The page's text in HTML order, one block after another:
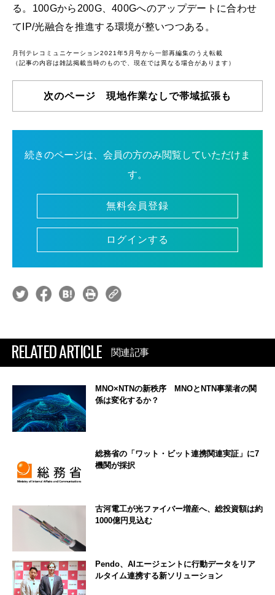
る。100Gから200G、400Gへのアップデートに合わせ
てIP/光融合を推進する環境が整いつつある。
月刊テレコミュニケーション2021年5月号から一部再編集のうえ転載
（記事の内容は雑誌掲載当時のもので、現在では異なる場合があります）
次のページ 現地作業なしで帯域拡張も
続きのページは、会員の方のみ閲覧していただけま
す。
無料会員登録
ログインする
RELATED ARTICLE 関連記事
MNO×NTNの新秩序 MNOとNTN事業者の関
係は変化するか？
総務省の「ワット・ビット連携関連実証」に7
機関が採択
古河電工が光ファイバー増産へ、総投資額は約
1000億円見込む
Pendo、AIエージェントに行動データをリア
ルタイム連携する新ソリューション